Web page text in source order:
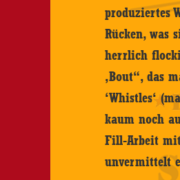
produziertes
Rücken, was
herrlich
‚Bout“, das
‘Whistles‘
kaum noch
Fill-Arbeit
unvermittelt